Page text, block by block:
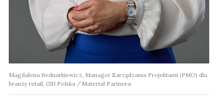
Magdalena Bednarkiewicz, Manager Zarządzania Projektami (PMO) dla
branży retail, GS1 Polska
Materiał Partnera